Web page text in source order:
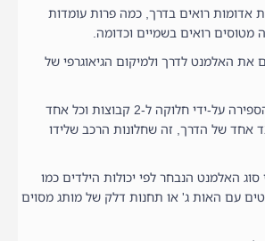
אדומות רואים בדרך, כמה פרות עומדות
מטוסים רואים בשמיים וכדומה.
את האלמנט לדרך ולמיקום הגיאוגרפי של
אפשר לווסת את הספירה על-ידי חלוקה ל-2 קבוצות וכל אחד
אחד של הדרך, זה שחלונות הרכב שלידו
האלמנט הנבחר לפי יכולות הילדים כמו
עם האות ג' או תחנות דלק של מותג מסוים